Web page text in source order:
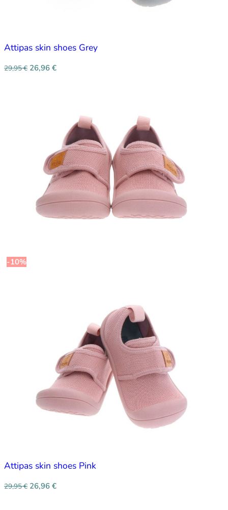
Attipas skin shoes Grey
29,95€ 26,96 €
-10%
Attipas skin shoes Pink
29,95€ 26,96 €